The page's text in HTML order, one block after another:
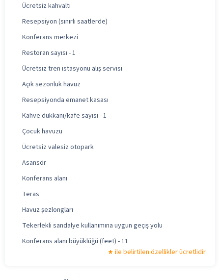
Ücretsiz kahvaltı
Resepsiyon (sınırlı saatlerde)
Konferans merkezi
Restoran sayısı - 1
Ücretsiz tren istasyonu alış servisi
Açık sezonluk havuz
Resepsiyonda emanet kasası
Kahve dükkanı/kafe sayısı - 1
Çocuk havuzu
Ücretsiz valesiz otopark
Asansör
Konferans alanı
Teras
Havuz şezlongları
Tekerlekli sandalye kullanımına uygun geçiş yolu
Konferans alanı büyüklüğü (feet) - 11
ile belirtilen özellikler ücretlidir.